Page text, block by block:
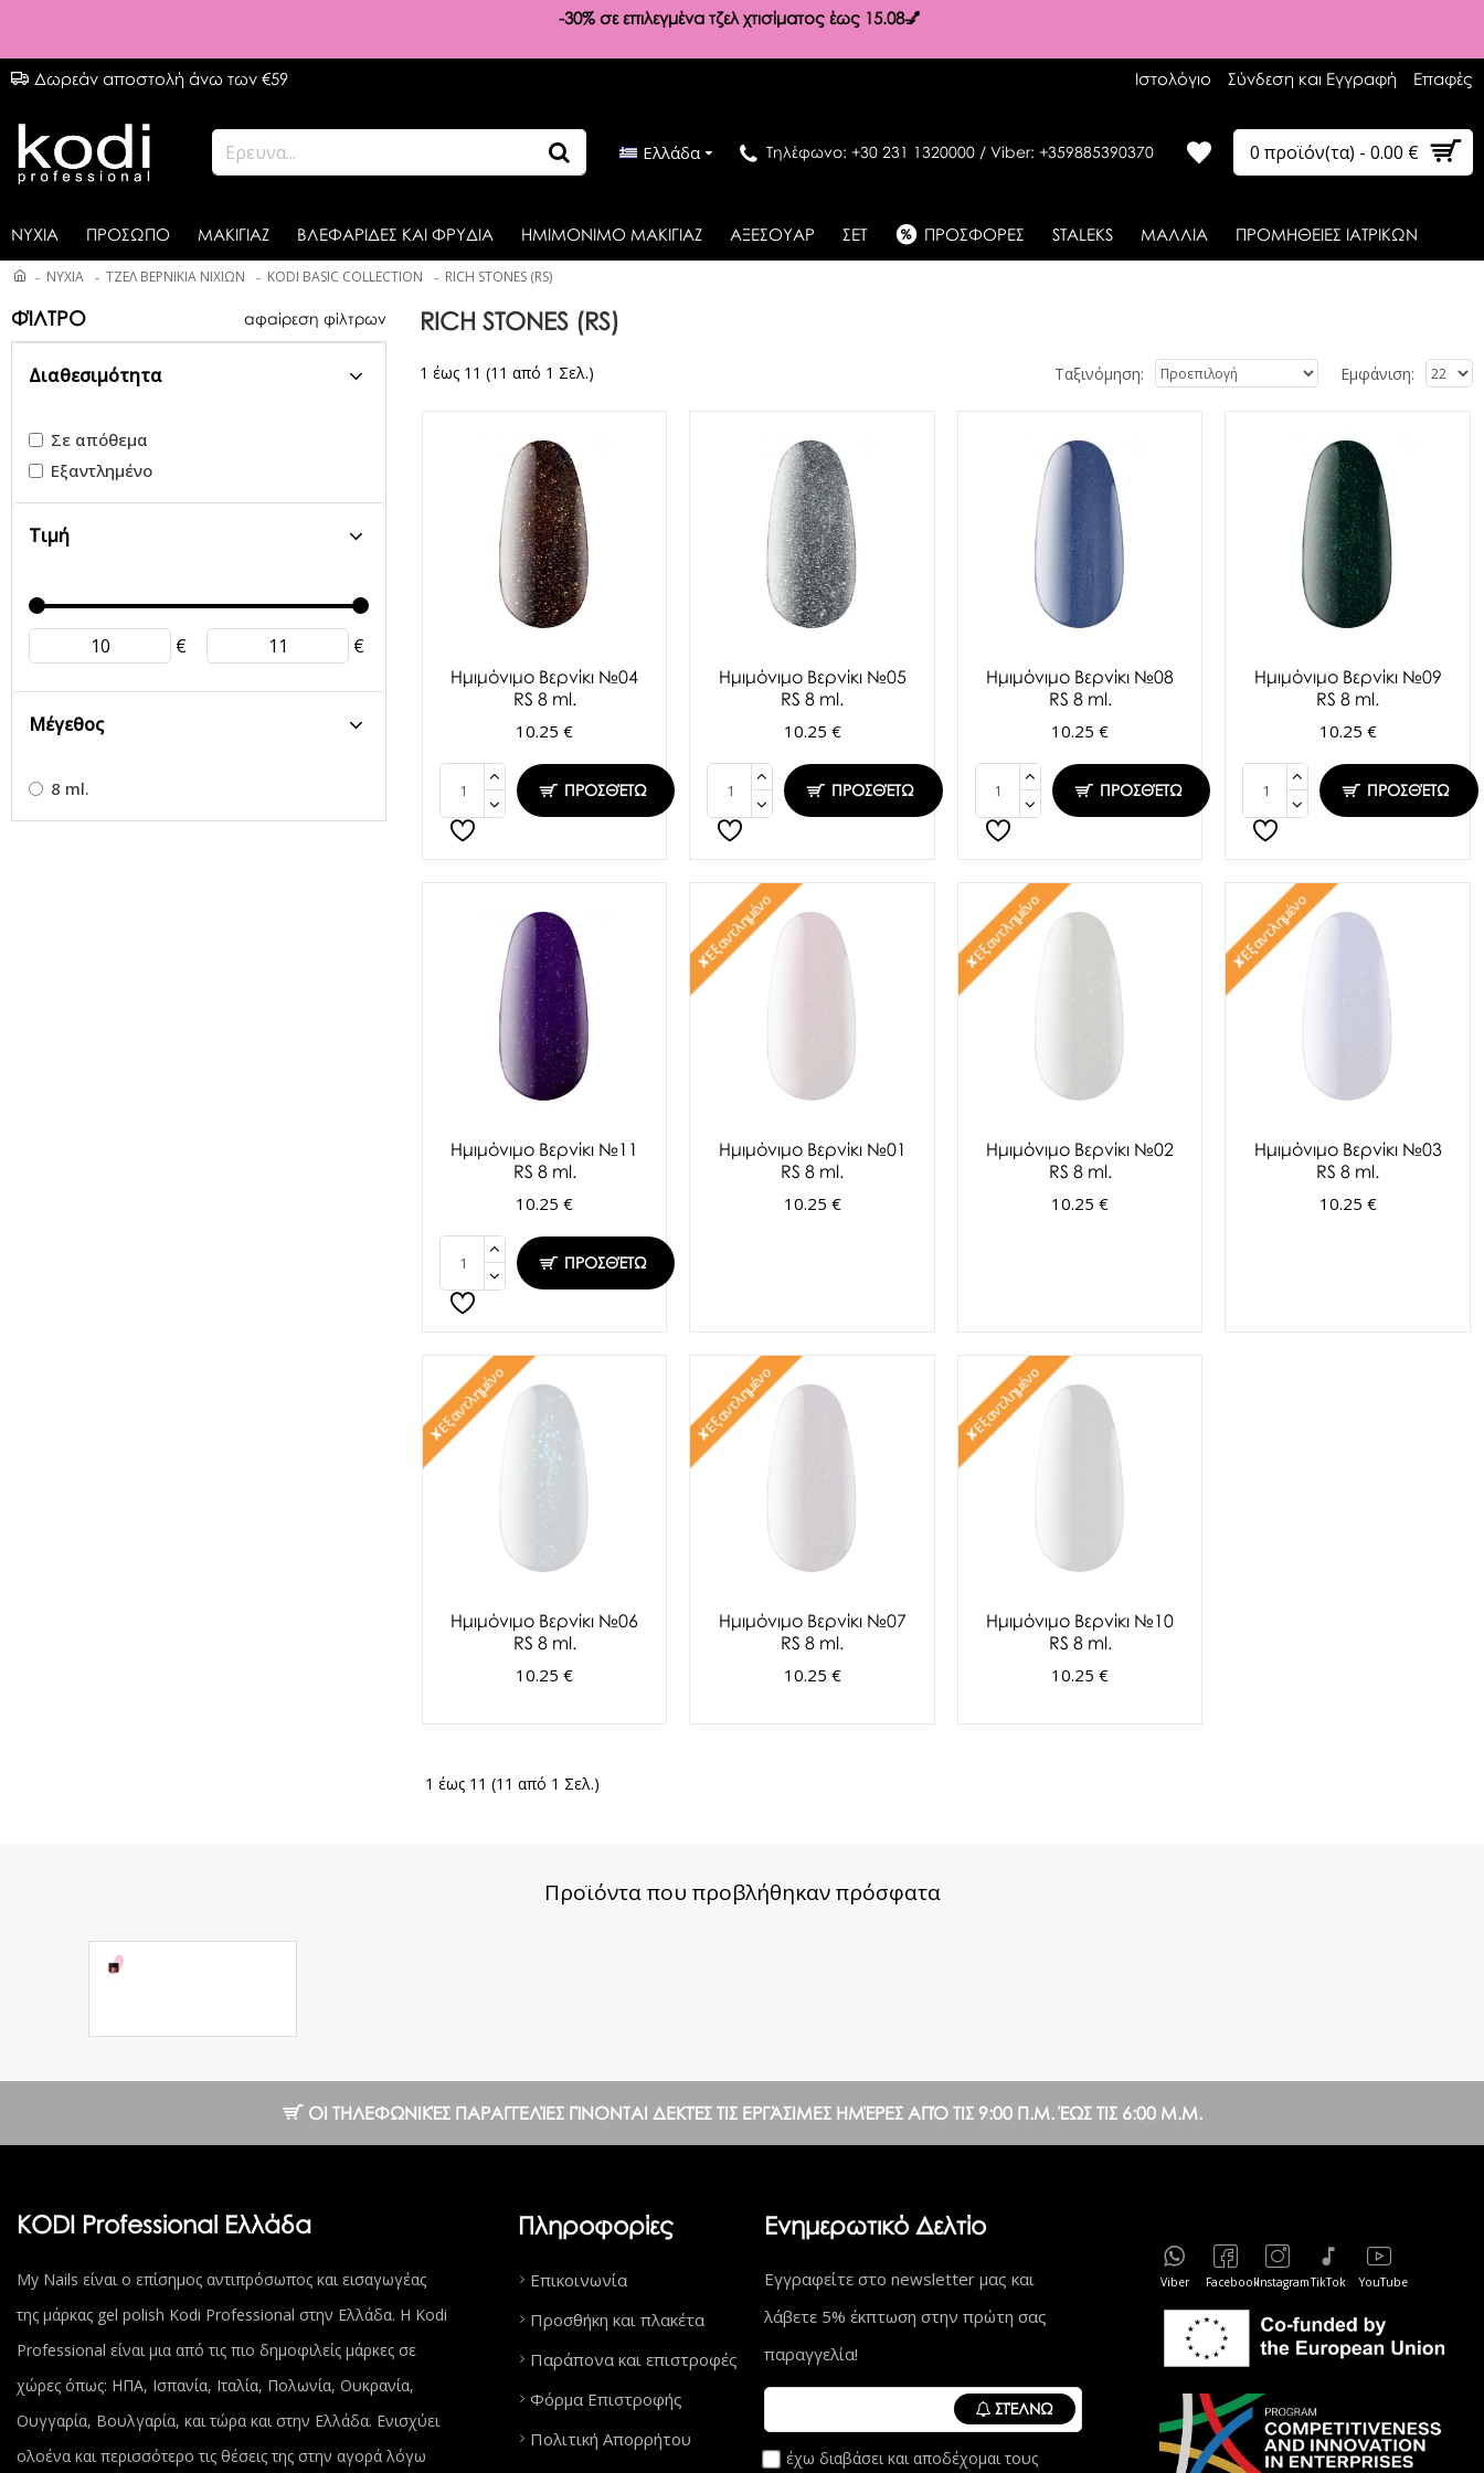
-30% σε επιλεγμένα τζελ χτισίματος έως 15.08💅
Δωρεάν αποστολή άνω των €59 Ιστολόγιο Σύνδεση και Εγγραφή Επαφές
Ελλάδα Τηλέφωνο: +30 231 1320000 / Viber: +359885390370 0 προϊόν(τα) - 0.00 €
ΝΥΧΙΑ ΠΡΟΣΩΠΟ ΜΑΚΙΓΙΑΖ ΒΛΕΦΑΡΙΔΕΣ ΚΑΙ ΦΡΥΔΙΑ ΗΜΙΜΟΝΙΜΟ ΜΑΚΙΓΙΑΖ ΑΞΕΣΟΥΑΡ ΣΕΤ ΠΡΟΣΦΟΡΕΣ STALEKS ΜΑΛΛΙΑ ΠΡΟΜΗΘΕΙΕΣ ΙΑΤΡΙΚΩΝ
ΝΥΧΙΑ ΤΖΕΛ ΒΕΡΝΙΚΙΑ ΝΙΧΙΩΝ KODI BASIC COLLECTION RICH STONES (RS)
ΦΊΛΤΡΟ αφαίρεση φίλτρων
Τιμή
€ €
Μέγεθος
8 ml.
Διαθεσιμότητα
Σε απόθεμα
Εξαντλημένο
RICH STONES (RS)
1 έως 11 (11 από 1 Σελ.) Ταξινόμηση: Εμφάνιση:
Ημιμόνιμο Βερνίκι №04
RS 8 ml.
10.25 €
ΠΡΟΣΘΈΤΩ
Ημιμόνιμο Βερνίκι №05
RS 8 ml.
10.25 €
ΠΡΟΣΘΈΤΩ
Ημιμόνιμο Βερνίκι №08
RS 8 ml.
10.25 €
ΠΡΟΣΘΈΤΩ
Ημιμόνιμο Βερνίκι №09
RS 8 ml.
10.25 €
ΠΡΟΣΘΈΤΩ
Ημιμόνιμο Βερνίκι №11
RS 8 ml.
10.25 €
ΠΡΟΣΘΈΤΩ
✘Εξαντλημένο
Ημιμόνιμο Βερνίκι №01
RS 8 ml.
10.25 €
✘Εξαντλημένο
Ημιμόνιμο Βερνίκι №02
RS 8 ml.
10.25 €
✘Εξαντλημένο
Ημιμόνιμο Βερνίκι №03
RS 8 ml.
10.25 €
✘Εξαντλημένο
Ημιμόνιμο Βερνίκι №06
RS 8 ml.
10.25 €
✘Εξαντλημένο
Ημιμόνιμο Βερνίκι №07
RS 8 ml.
10.25 €
✘Εξαντλημένο
Ημιμόνιμο Βερνίκι №10
RS 8 ml.
10.25 €
1 έως 11 (11 από 1 Σελ.)
Προϊόντα που προβλήθηκαν πρόσφατα
ΟΙ ΤΗΛΕΦΩΝΙΚΈΣ ΠΑΡΑΓΓΕΛΊΕΣ ΓΊΝΟΝΤΑΙ ΔΕΚΤΈΣ ΤΙΣ ΕΡΓΆΣΙΜΕΣ ΗΜΈΡΕΣ ΑΠΌ ΤΙΣ 9:00 Π.Μ. ΈΩΣ ΤΙΣ 6:00 Μ.Μ.
KODI Professional Ελλάδα
My Nails είναι ο επίσημος αντιπρόσωπος και εισαγωγέας
της μάρκας gel polish Kodi Professional στην Ελλάδα. Η Kodi
Professional είναι μια από τις πιο δημοφιλείς μάρκες σε
χώρες όπως: ΗΠΑ, Ισπανία, Ιταλία, Πολωνία, Ουκρανία,
Ουγγαρία, Βουλγαρία, και τώρα και στην Ελλάδα. Ενισχύει
ολοένα και περισσότερο τις θέσεις της στην αγορά λόγω
Πληροφορίες
Επικοινωνία
Προσθήκη και πλακέτα
Παράπονα και επιστροφές
Φόρμα Επιστροφής
Πολιτική Απορρήτου
Ενημερωτικό Δελτίο
Εγγραφείτε στο newsletter μας και
λάβετε 5% έκπτωση στην πρώτη σας
παραγγελία!
ΣΤΈΛΝΩ
έχω διαβάσει και αποδέχομαι τους
Viber FacebookInstagramTikTok YouTube